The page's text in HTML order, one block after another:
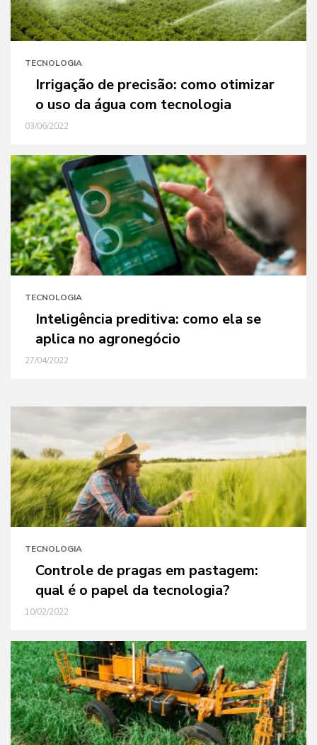
TECNOLOGIA
Irrigação de precisão: como otimizar
o uso da água com tecnologia
03/06/2022
TECNOLOGIA
Inteligência preditiva: como ela se
aplica no agronegócio
27/04/2022
TECNOLOGIA
Controle de pragas em pastagem:
qual é o papel da tecnologia?
10/02/2022